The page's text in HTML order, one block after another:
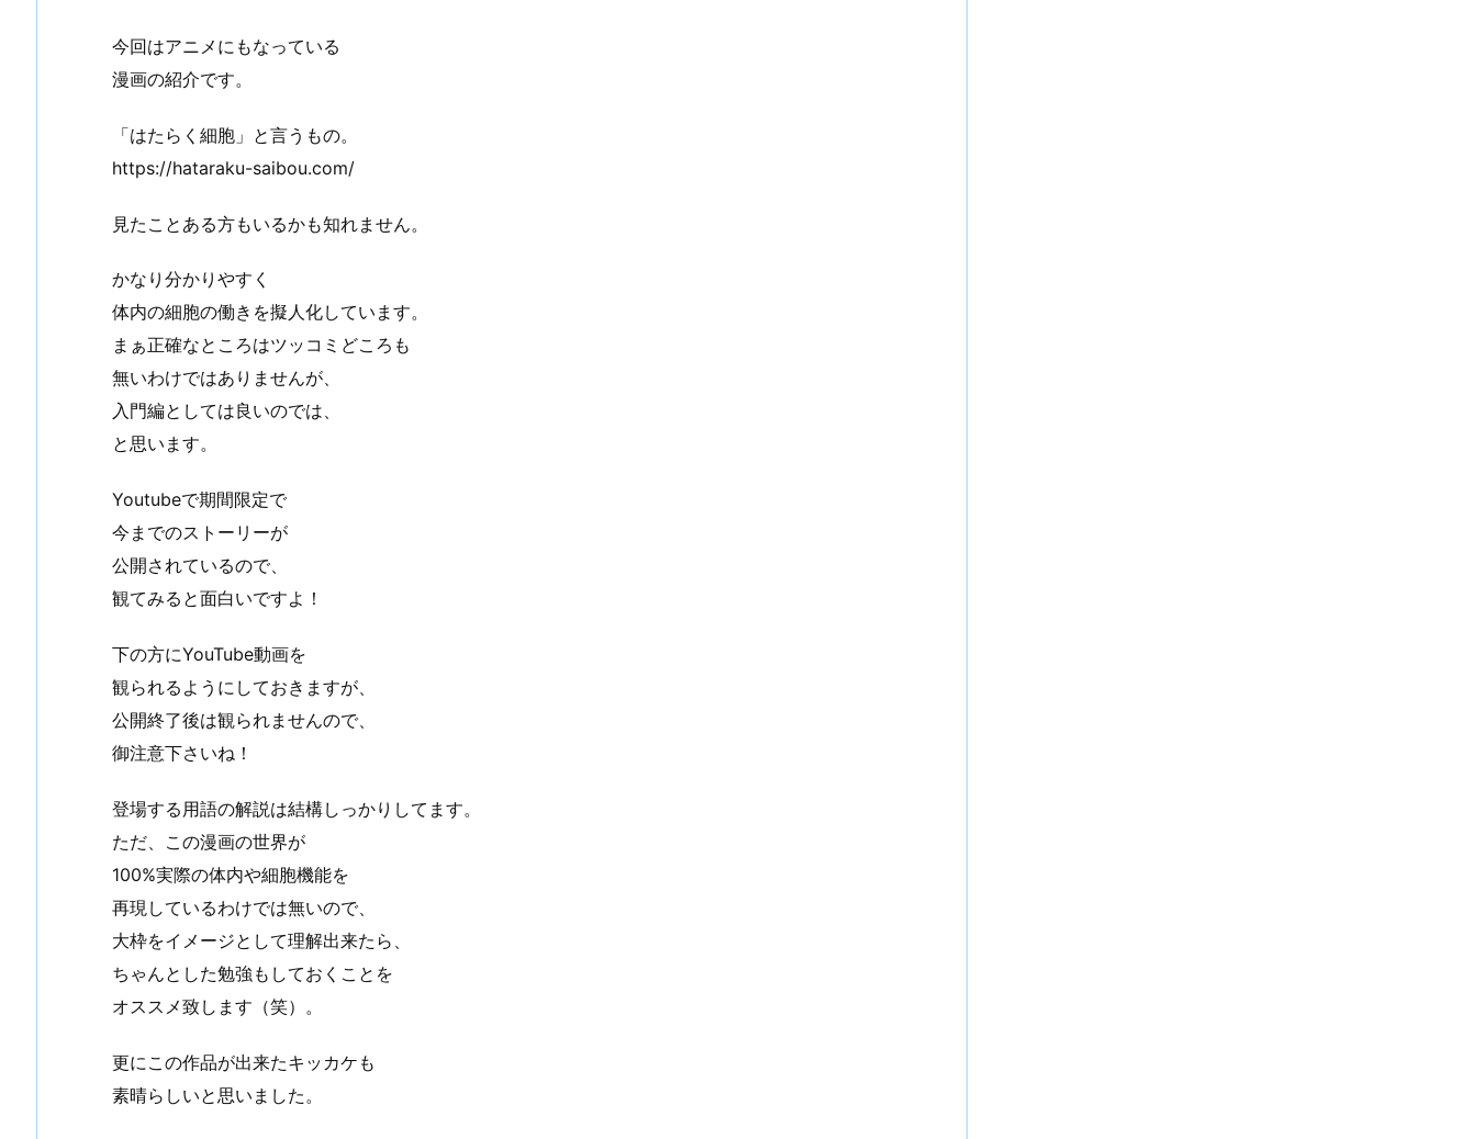
今回はアニメにもなっている
漫画の紹介です。
「はたらく細胞」と言うもの。
https://hataraku-saibou.com/
見たことある方もいるかも知れません。
かなり分かりやすく
体内の細胞の働きを擬人化しています。
まぁ正確なところはツッコミどころも
無いわけではありませんが、
入門編としては良いのでは、
と思います。
Youtubeで期間限定で
今までのストーリーが
公開されているので、
観てみると面白いですよ！
下の方にYouTube動画を
観られるようにしておきますが、
公開終了後は観られませんので、
御注意下さいね！
登場する用語の解説は結構しっかりしてます。
ただ、この漫画の世界が
100%実際の体内や細胞機能を
再現しているわけでは無いので、
大枠をイメージとして理解出来たら、
ちゃんとした勉強もしておくことを
オススメ致します（笑）。
更にこの作品が出来たキッカケも
素晴らしいと思いました。